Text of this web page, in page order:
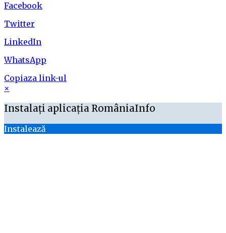
Facebook
Twitter
LinkedIn
WhatsApp
Copiaza link-ul
×
Instalați aplicația RomâniaInfo
Instalează